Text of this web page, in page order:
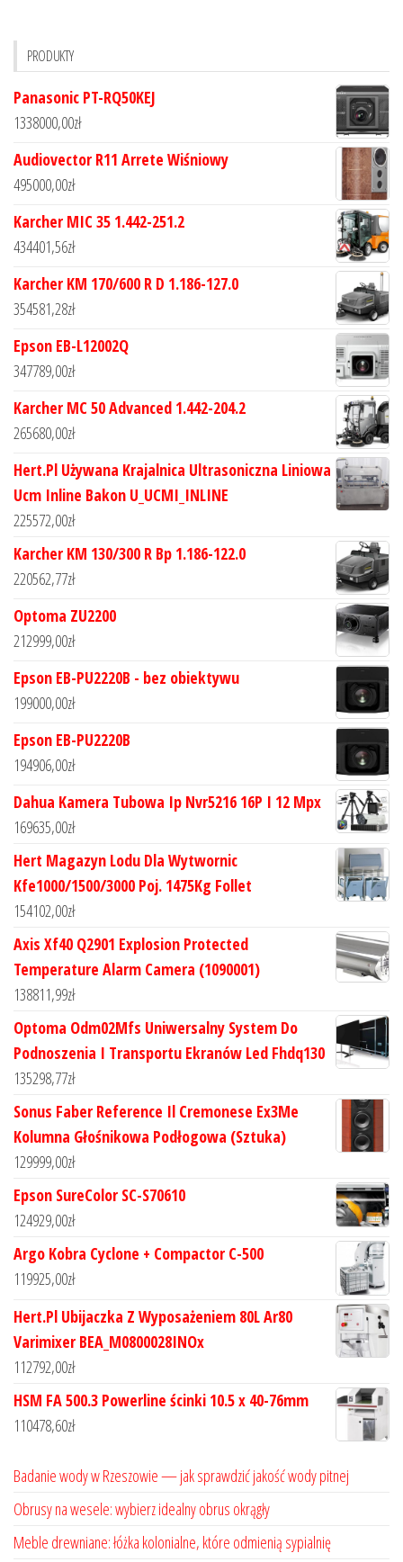
PRODUKTY
Panasonic PT-RQ50KEJ
1338000,00zł
Audiovector R11 Arrete Wiśniowy
495000,00zł
Karcher MIC 35 1.442-251.2
434401,56zł
Karcher KM 170/600 R D 1.186-127.0
354581,28zł
Epson EB-L12002Q
347789,00zł
Karcher MC 50 Advanced 1.442-204.2
265680,00zł
Hert.Pl Używana Krajalnica Ultrasoniczna Liniowa
Ucm Inline Bakon U_UCMI_INLINE
225572,00zł
Karcher KM 130/300 R Bp 1.186-122.0
220562,77zł
Optoma ZU2200
212999,00zł
Epson EB-PU2220B - bez obiektywu
199000,00zł
Epson EB-PU2220B
194906,00zł
Dahua Kamera Tubowa Ip Nvr5216 16P I 12 Mpx
169635,00zł
Hert Magazyn Lodu Dla Wytwornic
Kfe1000/1500/3000 Poj. 1475Kg Follet
154102,00zł
Axis Xf40 Q2901 Explosion Protected
Temperature Alarm Camera (1090001)
138811,99zł
Optoma Odm02Mfs Uniwersalny System Do
Podnoszenia I Transportu Ekranów Led Fhdq130
135298,77zł
Sonus Faber Reference Il Cremonese Ex3Me
Kolumna Głośnikowa Podłogowa (Sztuka)
129999,00zł
Epson SureColor SC-S70610
124929,00zł
Argo Kobra Cyclone + Compactor C-500
119925,00zł
Hert.Pl Ubijaczka Z Wyposażeniem 80L Ar80
Varimixer BEA_M0800028INOx
112792,00zł
HSM FA 500.3 Powerline ścinki 10.5 x 40-76mm
110478,60zł
Badanie wody w Rzeszowie — jak sprawdzić jakość wody pitnej
Obrusy na wesele: wybierz idealny obrus okrągły
Meble drewniane: łóżka kolonialne, które odmienią sypialnię